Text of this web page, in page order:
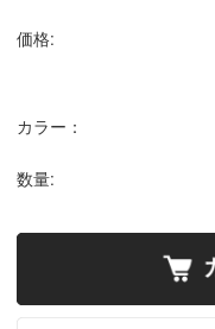
価格:
カラー：
数量: